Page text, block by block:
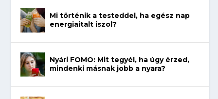
Mi történik a testeddel, ha egész nap
energiaitalt iszol?
Nyári FOMO: Mit tegyél, ha úgy érzed,
mindenki másnak jobb a nyara?